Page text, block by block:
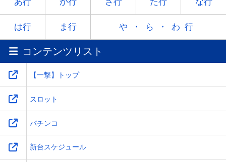
ラ リ レ
ワ -
あ行 か行 さ行 た行 な行
は行 ま行 や・ら・わ行
コンテンツリスト
【一撃】トップ
スロット
パチンコ
新台スケジュール